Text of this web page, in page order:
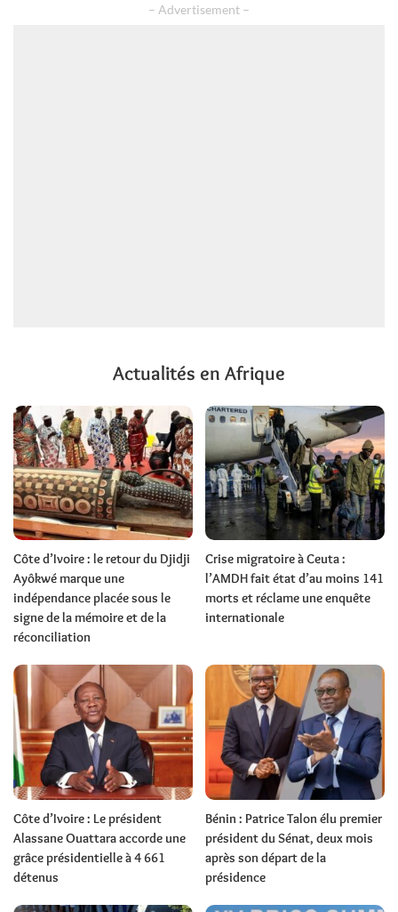
– Advertisement –
Actualités en Afrique
Côte d’Ivoire : le retour du Djidji
Ayôkwé marque une
indépendance placée sous le
signe de la mémoire et de la
réconciliation
Crise migratoire à Ceuta :
l’AMDH fait état d’au moins 141
morts et réclame une enquête
internationale
Côte d’Ivoire : Le président
Alassane Ouattara accorde une
grâce présidentielle à 4 661
détenus
Bénin : Patrice Talon élu premier
président du Sénat, deux mois
après son départ de la
présidence